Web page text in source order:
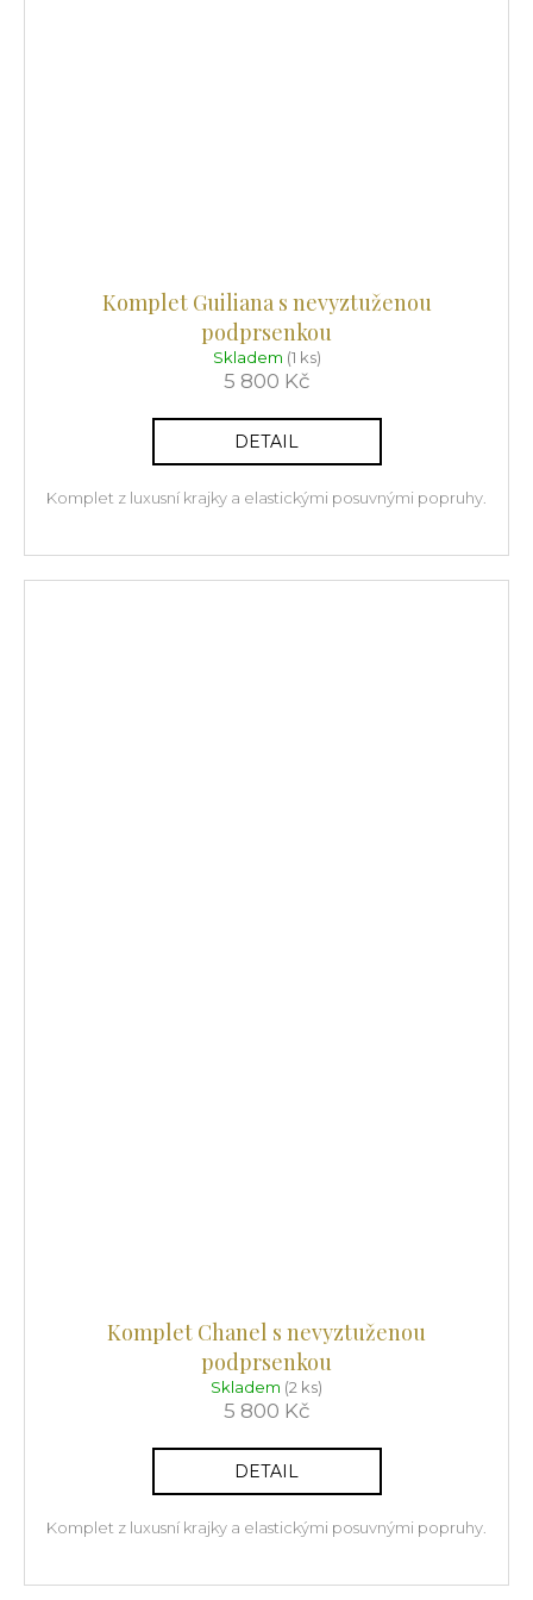
Komplet Guiliana s nevyztuženou
podprsenkou
Skladem (1 ks)
5 800 Kč
DETAIL
Komplet z luxusní krajky a elastickými posuvnými popruhy.
Komplet Chanel s nevyztuženou
podprsenkou
Skladem (2 ks)
5 800 Kč
DETAIL
Komplet z luxusní krajky a elastickými posuvnými popruhy.